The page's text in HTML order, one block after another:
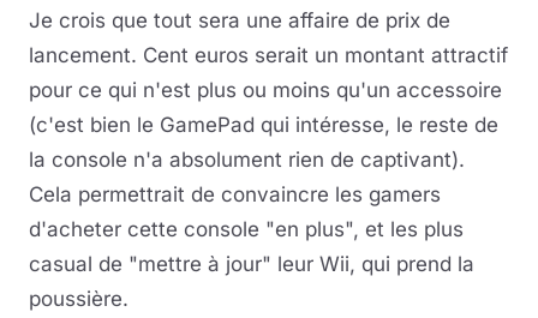
Je crois que tout sera une affaire de prix de
lancement. Cent euros serait un montant attractif
pour ce qui n'est plus ou moins qu'un accessoire
(c'est bien le GamePad qui intéresse, le reste de
la console n'a absolument rien de captivant).
Cela permettrait de convaincre les gamers
d'acheter cette console "en plus", et les plus
casual de "mettre à jour" leur Wii, qui prend la
poussière.